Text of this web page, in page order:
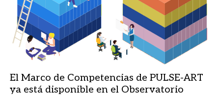
El Marco de Competencias de PULSE-ART
ya está disponible en el Observatorio